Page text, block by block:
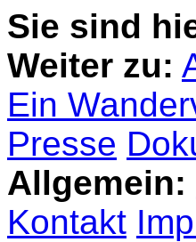
Sie sind
Weiter zu:
Ein
Presse
Allgemein:
Kontakt